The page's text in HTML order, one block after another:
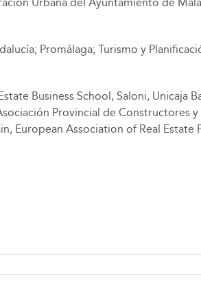
Promálaga; Turismo y
Business School, Saloni, Unicaja
Provincial de Constructores
European Association of Real Estate